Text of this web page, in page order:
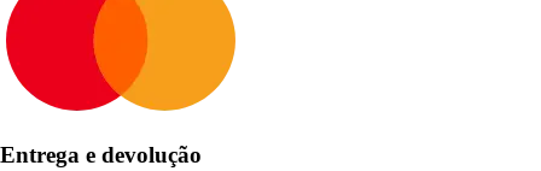
Entrega e devolução